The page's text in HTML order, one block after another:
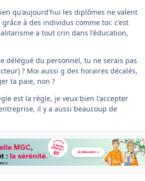
qu'aujourd'hui les diplômes ne valent
à des individus comme toi: c'est
a tout crin dans l'éducation,
délégué du personnel, tu ne serais pas
? Moi aussi g des horaires décalés,
ta paie, non ?
est la règle, je veux bien l'accepter
il y a aussi beaucoup de